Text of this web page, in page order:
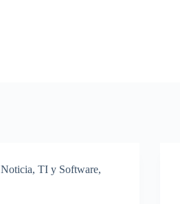
Noticia, TI y Software,